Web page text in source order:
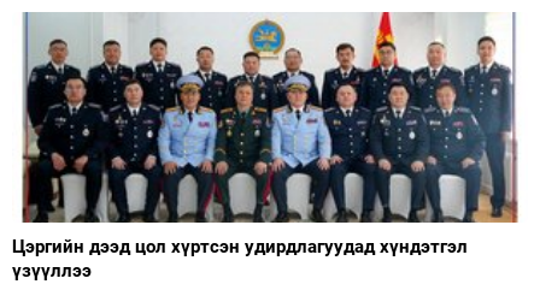
Цэргийн дээд цол хүртсэн удирдлагуудад хүндэтгэл
үзүүллээ